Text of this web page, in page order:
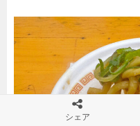
シェア